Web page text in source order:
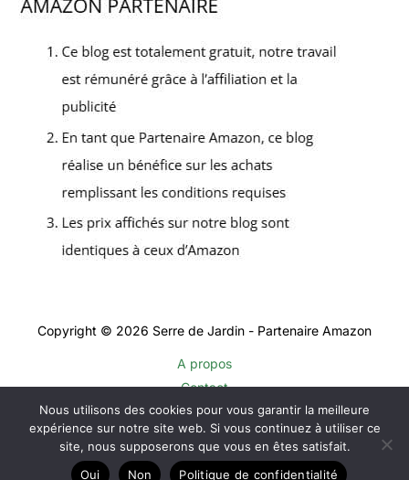
Copyright © 2026 Serre de Jardin - Partenaire Amazon
A propos
Contact
Plan du site
Mentions légales
Politique de confidentialité
Nous utilisons des cookies pour vous garantir la meilleure
expérience sur notre site web. Si vous continuez à utiliser ce
site, nous supposerons que vous en êtes satisfait.
Oui
Non Politique de confidentialité